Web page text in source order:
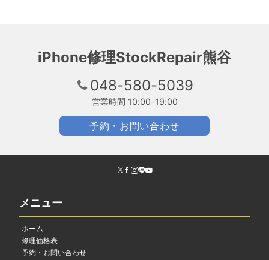
iPhone修理StockRepair熊谷
048-580-5039
営業時間 10:00-19:00
予約・お問い合わせ
メニュー
ホーム
修理価格表
予約・お問い合わせ